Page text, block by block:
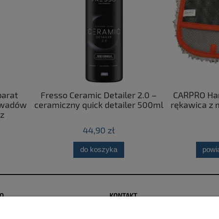
Ceramic Detailer 2.0 –
quick detailer 500ml
CARPRO Hand Wash MF -
rękawica z mikrofibry do
powiadom o
KONTAKT